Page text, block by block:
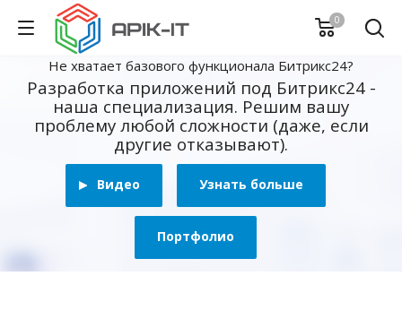
0
Не хватает базового функционала Битрикс24?
Разработка приложений под Битрикс24 -
наша специализация. Решим вашу
проблему любой сложности (даже, если
другие отказывают).
Видео Узнать больше
Портфолио